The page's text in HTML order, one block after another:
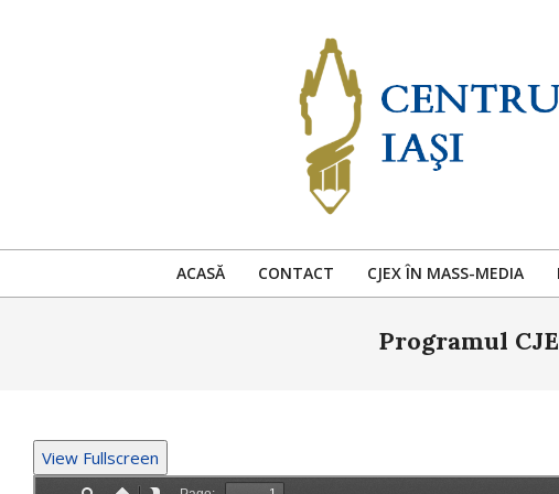
ACASĂ CONTACT CJEX ÎN MASS-MEDIA
Programul
View Fullscreen